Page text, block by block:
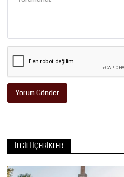
Yorum Gönder
İLGILI İÇERIKLER